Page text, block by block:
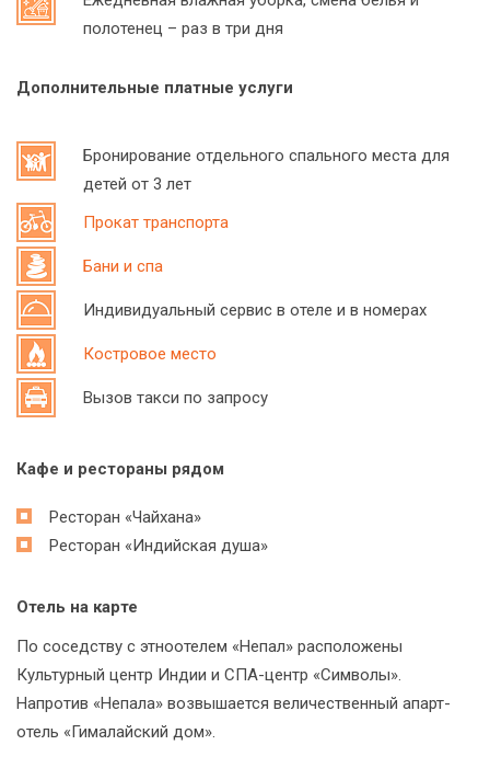
полотенец – раз в три дня
Дополнительные платные услуги
Бронирование отдельного спального места для
детей от 3 лет
Прокат транспорта
Бани и спа
Индивидуальный сервис в отеле и в номерах
Костровое место
Вызов такси по запросу
Кафе и рестораны рядом
Ресторан «Чайхана»
Ресторан «Индийская душа»
Отель на карте
По соседству с этноотелем «Непал» расположены
Культурный центр Индии и СПА-центр «Символы».
Напротив «Непала» возвышается величественный апарт-
отель «Гималайский дом».